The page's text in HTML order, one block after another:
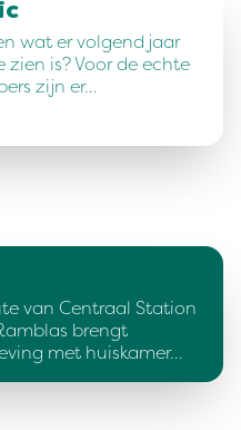
wat er volgend jaar
zien is? Voor de echte
zijn er…
van Centraal Station
brengt
met huiskamer…